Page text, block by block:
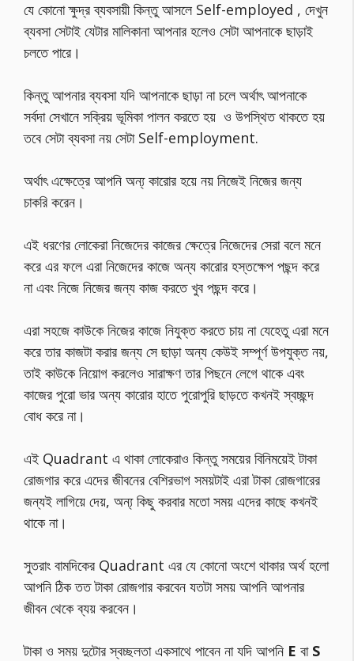
যে কোনো ক্ষুদ্র ব্যবসায়ী কিন্তু আসলে Self-employed , দেখুন
ব্যবসা সেটাই যেটার মালিকানা আপনার হলেও সেটা আপনাকে ছাড়াই
চলতে পারে।
কিন্তু আপনার ব্যবসা যদি আপনাকে ছাড়া না চলে অর্থাৎ আপনাকে
সর্বদা সেখানে সক্রিয় ভূমিকা পালন করতে হয় ও উপস্থিত থাকতে হয়
তবে সেটা ব্যবসা নয় সেটা Self-employment.
অর্থাৎ এক্ষেত্রে আপনি অন্য্ কারোর হয়ে নয় নিজেই নিজের জন্য
চাকরি করেন।
এই ধরণের লোকেরা নিজেদের কাজের ক্ষেত্রে নিজেদের সেরা বলে মনে
করে এর ফলে এরা নিজেদের কাজে অন্য কারোর হস্তক্ষেপ পছন্দ করে
না এবং নিজে নিজের জন্য কাজ করতে খুব পছন্দ করে।
এরা সহজে কাউকে নিজের কাজে নিযুক্ত করতে চায় না যেহেতু এরা মনে
করে তার কাজটা করার জন্য সে ছাড়া অন্য কেউই সম্পূর্ণ উপযুক্ত নয়,
তাই কাউকে নিয়োগ করলেও সারাক্ষণ তার পিছনে লেগে থাকে এবং
কাজের পুরো ভার অন্য কারোর হাতে পুরোপুরি ছাড়তে কখনই স্বচ্ছন্দ
বোধ করে না।
এই Quadrant এ থাকা লোকেরাও কিন্তু সময়ের বিনিময়েই টাকা
রোজগার করে এদের জীবনের বেশিরভাগ সময়টাই এরা টাকা রোজগারের
জন্যই লাগিয়ে দেয়, অন্য্ কিছু করবার মতো সময় এদের কাছে কখনই
থাকে না।
সুতরাং বামদিকের Quadrant এর যে কোনো অংশে থাকার অর্থ হলো
আপনি ঠিক তত টাকা রোজগার করবেন যতটা সময় আপনি আপনার
জীবন থেকে ব্যয় করবেন।
টাকা ও সময় দুটোর স্বচ্ছলতা একসাথে পাবেন না যদি আপনি E বা S